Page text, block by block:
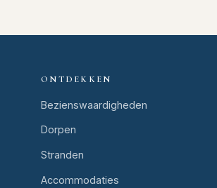
ONTDEKKEN
Bezienswaardigheden
Dorpen
Stranden
Accommodaties